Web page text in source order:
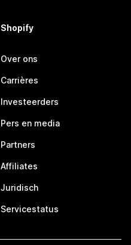
Shopify
Over ons
Carrières
Investeerders
Pers en media
Partners
Affiliates
Juridisch
Servicestatus